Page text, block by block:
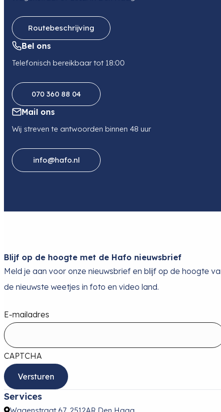
Routebeschrijving
Bel ons
Telefonisch bereikbaar tot 18:00
070 360 88 04
Mail ons
Wij streven te antwoorden binnen 48 uur
info@hafo.nl
Blijf op de hoogte met de Hafo nieuwsbrief
Meld je aan voor onze nieuwsbrief en blijf op de hoogte
de nieuwste weetjes in foto en video land.
E-mailadres
CAPTCHA
Services